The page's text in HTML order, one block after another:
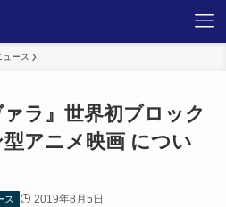
ース
ァラ』世界初ブロック
アニメ映画 につい
ス 2019年8月5日